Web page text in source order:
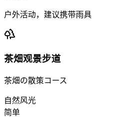
户外活动，建议携带雨具
茶畑观景步道
茶畑の散策コース
自然风光
简单